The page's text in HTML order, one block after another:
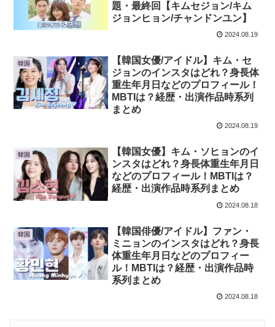
題・最終回【キムセジョン/キム
ジョンヒョン/チャンドンユン】
2024.08.19
韓国
【韓国女優/アイドル】キム・セ
ジョンのインスタはどれ？身長体
重生年月日などのプロフィール！
MBTIは？経歴・出演作品時系列
まとめ
2024.08.19
韓国
【韓国女優】キム・ソヒョンのイ
ンスタはどれ？身長体重生年月日
などのプロフィール！MBTIは？
経歴・出演作品時系列まとめ
2024.08.18
韓国
【韓国俳優/アイドル】ファン・
ミニョンのインスタはどれ？身長
体重生年月日などのプロフィー
ル！MBTIは？経歴・出演作品時
系列まとめ
2024.08.18